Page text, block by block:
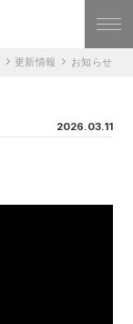
更新情報 お知らせ
2026.03.11